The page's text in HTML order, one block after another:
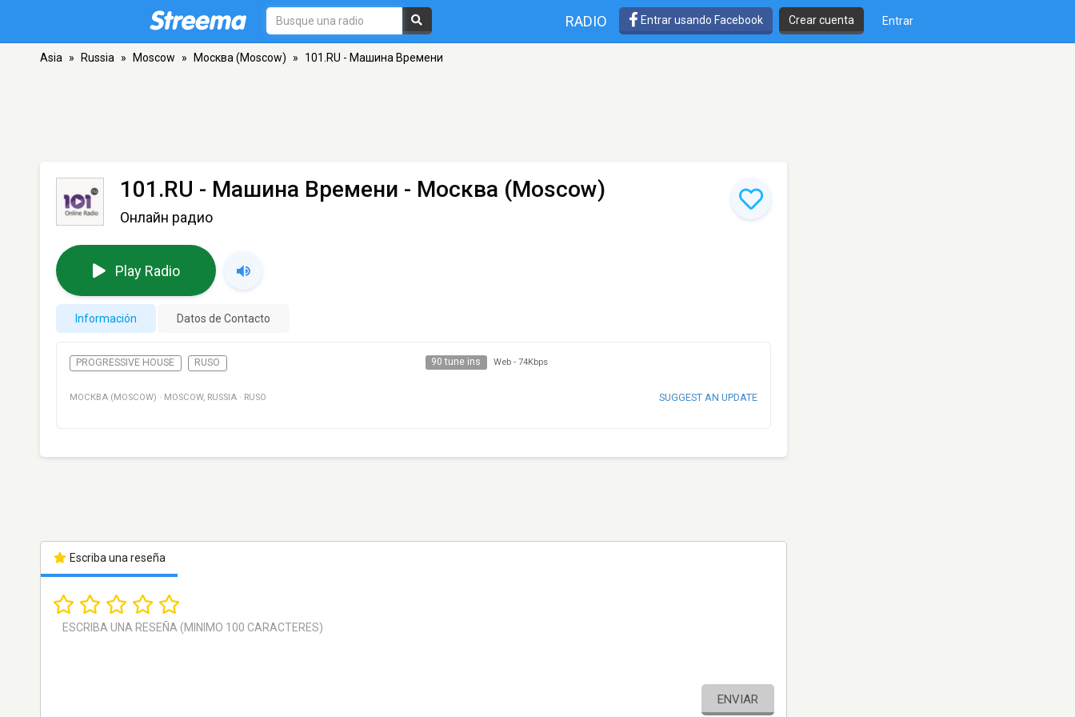
RADIO Entrar usando Facebook Crear cuenta Entrar
Asia » Russia » Moscow » Москва (Moscow) » 101.RU - Машина Времени
101.RU - Машина Времени - Москва (Moscow)
Онлайн радио
Play Radio
Información Datos de Contacto
PROGRESSIVE HOUSE RUSO 90 tune ins Web - 74Kbps
МОСКВА (MOSCOW) · MOSCOW, RUSSIA · RUSO SUGGEST AN UPDATE
Escriba una reseña
ENVIAR